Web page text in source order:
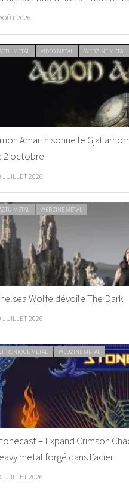
2026
METAL VIDEO METAL WEBZINE METAL
Amarth sonne le
2 octobre
JUILLET 2026
METAL WEBZINE METAL
Wolfe dévoile The Dark
JUILLET 2026
METAL WEBZINE METAL
– Expand Crimson
metal forgé dans l’acier
JUILLET 2026